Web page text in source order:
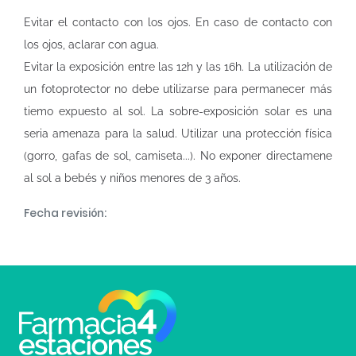
Evitar el contacto con los ojos. En caso de contacto con
los ojos, aclarar con agua.
Evitar la exposición entre las 12h y las 16h. La utilización de
un fotoprotector no debe utilizarse para permanecer más
tiemo expuesto al sol. La sobre-exposición solar es una
seria amenaza para la salud. Utilizar una protección física
(gorro, gafas de sol, camiseta...). No exponer directamene
al sol a bebés y niños menores de 3 años.
Fecha revisión: